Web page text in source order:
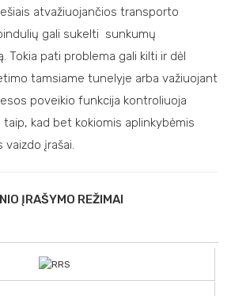
atvažiuojančios transporto
gali sukelti sunkumų
Tokia pati problema gali kilti ir dėl
tamsiame tunelyje arba važiuojant
poveikio funkcija kontroliuoja
kad bet kokiomis aplinkybėmis
vaizdo įrašai.
ĮRAŠYMO REŽIMAI